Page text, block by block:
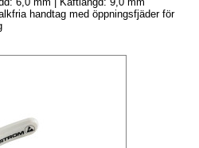
handtag med öppningsfjäder för